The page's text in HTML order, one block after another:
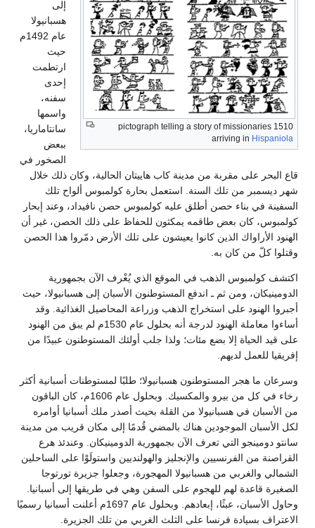
1510 pictograph telling a story of missionaries
arriving in Hispaniola
إلى
هسبانيولا
عام 1492م
حيث
ارتطمت
إحدى
سفنه،
واسمها
سانتاماريا،
ببعض
الصخور في
قاع البحر على مقربة من مدينة كاب هاييتان الحالية، وكان ذلك خلال
شهر ديسمبر من تلك السنة. استعمل بحارة كولمبوس ألواح تلك
السفينة في بناء حصن أطلق عليه كولمبوس حصن نافيداد، وعند إبحار
كولمبوس، كان بعض طاقمه يمكثون للحفاظ على ذلك الحصن، غير أن
الهنود الأراواك الذين كانوا يعيشون على تلك الأرض دمّروا هذا الحصن
وقتلوا كلّ من كان به.
اكتشف كولمبوس الذهب في الموقع الذي يُعْرف الآن بجمهورية
الدومينيكان، ومن ثم ـ اندفع المستوطنون الأسبان إلى هسبانيولا، حيث
أجبروا الهنود على استخراج الذهب وزراعة المحاصيل الغذائية. وقد
أساءوا معاملة الهنود لدرجة أنه بحلول عام 1530م لم يبق من الهنود
على قيد الحياة إلا بضع مئات؛ ولذا جلب أولئك المستوطنون عبيدًا من
إفريقيا للعمل لديهم.
وسرعان ما هجر المستوطنون هسبانيولا؛ طلبًا لمستوطنات أسبانية أكثر
رخاء في كل من بيرو والمكسيك. وبحلول عام 1606م، كان الباقون
من الأسبان في هسبانيولا من القلة بحيث أصدر ملك أسبانيا أوامره
لكل الأسبان الموجودين هناك بالمضي قُدمًا إلى مكان قريب من مدينة
سانتو دومينجو التي تعرف الآن بجمهورية الدومينيكان. وعندئذ هرع
القراصنة من الفرنسيين والإنجليز والهولنديين واستولَوْا على الساحلين
الشمالي والغربي من هسبانيولا المهجورة، وجعلوا جزيرة تورتوجا
الصغيرة قاعدة لهم للهجوم على السفن وهي في طريقها إلى أسبانيا.
وحاول الأسبان، عبثًا، إبعادهم. وبحلول عام 1697م أعلنت أسبانيا رسميًا
الاعتراف بسيادة فرنسا على الثلث الغربي من تلك الجزيرة.